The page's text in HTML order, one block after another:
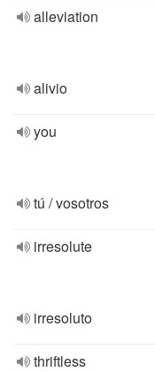
alleviation
alivio
you
tú / vosotros
irresolute
irresoluto
thriftless